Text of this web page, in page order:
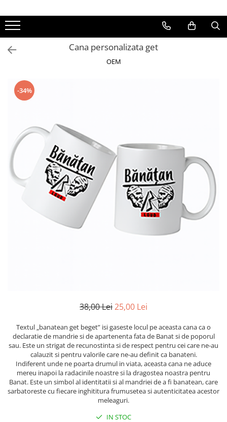
Cana personalizata get
OEM
-34%
38,00 Lei25,00 Lei
Textul „banatean get beget” isi gaseste locul pe aceasta cana ca o
declaratie de mandrie si de apartenenta fata de Banat si de poporul
sau. Este un strigat de recunostinta si de respect pentru cei care ne-au
calauzit si pentru valorile care ne-au definit ca banateni.
Indiferent unde ne poarta drumul in viata, aceasta cana ne aduce
mereu inapoi la radacinile noastre si la dragostea noastra pentru
Banat. Este un simbol al identitatii si al mandriei de a fi banatean, care
sarbatoreste cu fiecare inghititura frumusetea si autenticitatea acestor
meleaguri.
IN STOC